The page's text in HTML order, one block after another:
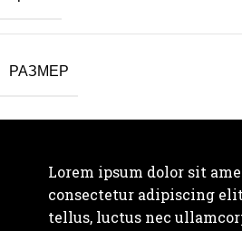
РАЗМЕР
Lorem ipsum dolor sit
consectetur adipiscing
tellus, luctus nec